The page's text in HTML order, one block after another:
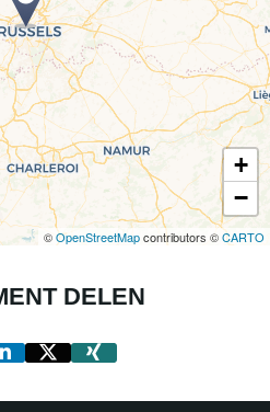
+
−
©OpenStreetMapcontributors ©CARTO
DELEN